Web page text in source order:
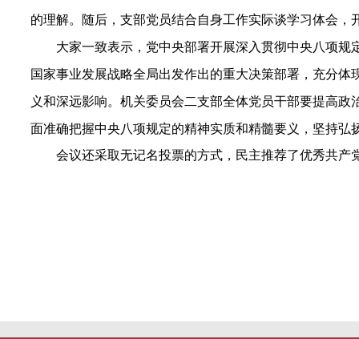
的理解。
随后，支部党员结合自身工作实际谈学习体会，
大家一致表示，党中央部署开展深入贯彻中央八项
国家事业发展战略全局出发作出的重大决策部署，充分
义和深远影响。 机关委员会二支部全体党员干部要提高政
面准确把握中央八项规定的精神实质和精髓要义，坚持弘
会议还采取无记名投票的方式，民主推荐了优秀共产